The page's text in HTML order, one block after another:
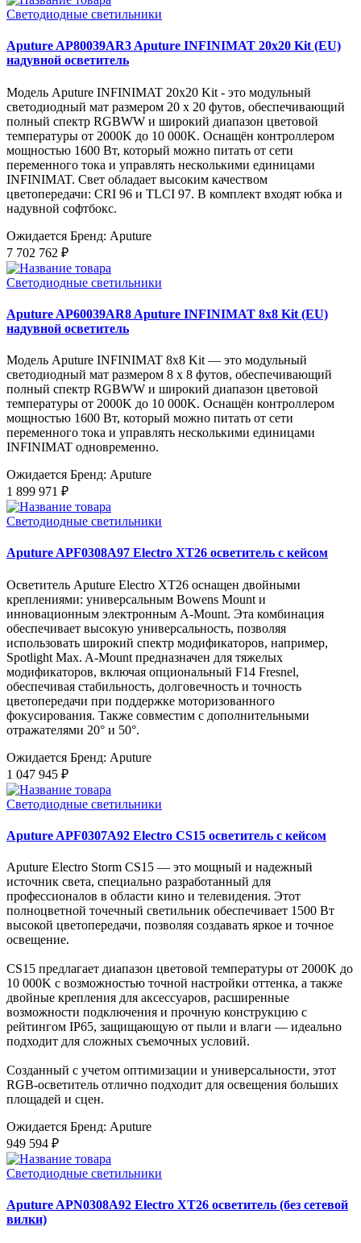
Светодиодные светильники
Aputure AP80039AR3 Aputure INFINIMAT 20x20 Kit (EU)
надувной осветитель
Модель Aputure INFINIMAT 20x20 Kit - это модульный
светодиодный мат размером 20 x 20 футов, обеспечивающий
полный спектр RGBWW и широкий диапазон цветовой
температуры от 2000K до 10 000K. Оснащён контроллером
мощностью 1600 Вт, который можно питать от сети
переменного тока и управлять несколькими единицами
INFINIMAT. Свет обладает высоким качеством
цветопередачи: CRI 96 и TLCI 97. В комплект входят юбка и
надувной софтбокс.
Ожидается Бренд: Aputure
7 702 762 ₽
Светодиодные светильники
Aputure AP60039AR8 Aputure INFINIMAT 8x8 Kit (EU)
надувной осветитель
Модель Aputure INFINIMAT 8x8 Kit — это модульный
светодиодный мат размером 8 x 8 футов, обеспечивающий
полный спектр RGBWW и широкий диапазон цветовой
температуры от 2000K до 10 000K. Оснащён контроллером
мощностью 1600 Вт, который можно питать от сети
переменного тока и управлять несколькими единицами
INFINIMAT одновременно.
Ожидается Бренд: Aputure
1 899 971 ₽
Светодиодные светильники
Aputure APF0308A97 Electro XT26 осветитель с кейсом
Осветитель Aputure Electro XT26 оснащен двойными
креплениями: универсальным Bowens Mount и
инновационным электронным A-Mount. Эта комбинация
обеспечивает высокую универсальность, позволяя
использовать широкий спектр модификаторов, например,
Spotlight Max. A-Mount предназначен для тяжелых
модификаторов, включая опциональный F14 Fresnel,
обеспечивая стабильность, долговечность и точность
цветопередачи при поддержке моторизованного
фокусирования. Также совместим с дополнительными
отражателями 20° и 50°.
Ожидается Бренд: Aputure
1 047 945 ₽
Светодиодные светильники
Aputure APF0307A92 Electro CS15 осветитель с кейсом
Aputure Electro Storm CS15 — это мощный и надежный
источник света, специально разработанный для
профессионалов в области кино и телевидения. Этот
полноцветной точечный светильник обеспечивает 1500 Вт
высокой цветопередачи, позволяя создавать яркое и точное
освещение.
CS15 предлагает диапазон цветовой температуры от 2000K до
10 000K с возможностью точной настройки оттенка, а также
двойные крепления для аксессуаров, расширенные
возможности подключения и прочную конструкцию с
рейтингом IP65, защищающую от пыли и влаги — идеально
подходит для сложных съемочных условий.
Созданный с учетом оптимизации и универсальности, этот
RGB-осветитель отлично подходит для освещения больших
площадей и сцен.
Ожидается Бренд: Aputure
949 594 ₽
Светодиодные светильники
Aputure APN0308A92 Electro XT26 осветитель (без сетевой
вилки)